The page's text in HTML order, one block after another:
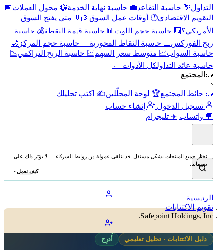
التداول🌴 حاسبة التقاعد💼 حاسبة نهاية الخدمة💱 محول العملات📅
التقويم الاقتصادي🕐 أوقات عمل السوق
🇺🇸 متى يفتح السوق
الأمريكي؟🧮 حاسبة حجم اللوت 📊 حاسبة قيمة النقطة💰 حاسبة
ربح الفوركس 📐 حاسبة النقاط المحورية📏 حاسبة حجم المركز 🌙
حاسبة السواب📈 متوسط سعر السهم💹 حاسبة الربح التراكمي📉
حاسبة عائد التداولكل الأدوات ←
🧱 المجتمع
›
🧱 حائط المجتمع🏆 لوحة المحلّلين✍️ اكتب تحليلك
تسجيل الدخول
إنشاء حساب
💬 واتساب ✈️ تليجرام
نختار جميع المنتجات بشكل مستقل. قد نتلقى عمولة من روابط الشركاء — لا يؤثر ذلك على
تقييماتنا.
كيف نعمل
الرئيسية
تقويم الاكتتابات
Safepoint Holdings, Inc.
دليل الاكتتابات · تحليل تعليمي أُدرِج